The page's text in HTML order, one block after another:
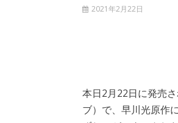
2021年2月22日
本日2月22日に発売
ブ）で、早川光原作